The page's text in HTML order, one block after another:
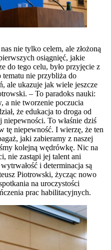
nie tylko celem, ale złożoną
osiągnięć, jakie
do tego celu, było przyjęcie z
tematu nie przybliża do
ale ukazuje jak wiele jeszcze
– To paradoks nauki:
a nie tworzenie poczucia
że edukacja to droga od
niepewności. To właśnie dziś
tę niepewność. I wierzę, że ten
jaki zabieramy z naszej
kolejną wędrówkę. Nic na
nie zastąpi jej talent ani
i determinacja są
Piotrowski, życząc nowo
na uroczystości
prac habilitacyjnych.